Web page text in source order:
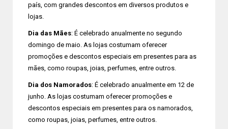
país, com grandes descontos em diversos produtos e
lojas.
Dia das Mães: É celebrado anualmente no segundo
domingo de maio. As lojas costumam oferecer
promoções e descontos especiais em presentes para as
mães, como roupas, joias, perfumes, entre outros.
Dia dos Namorados: É celebrado anualmente em 12 de
junho. As lojas costumam oferecer promoções e
descontos especiais em presentes para os namorados,
como roupas, joias, perfumes, entre outros.